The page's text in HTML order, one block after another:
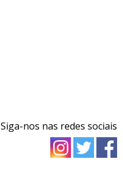
Siga-nos nas redes sociais